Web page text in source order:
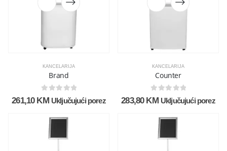
KANCELARIJA
Brand
0out of 5
261,10 KM Uključujući porez
KANCELARIJA
Counter
0out of 5
283,80 KM Uključujući porez